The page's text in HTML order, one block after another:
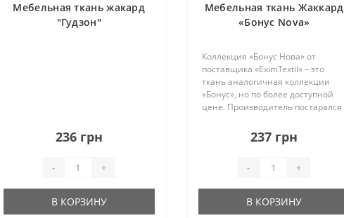
Мебельная ткань жакард
"Гудзон"
236 грн
- +
В КОРЗИНУ
Мебельная ткань Жаккард
«Бонус Nova»
Коллекция «Бонус Нова» от
поставщика «EximTextil» – это
ткань аналогичная коллекции
«Бонус», но по более доступной
цене. Производитель постарался
качества ткани, чтобы она
прекрасно подошла для мебели
237 грн
- +
В КОРЗИНУ